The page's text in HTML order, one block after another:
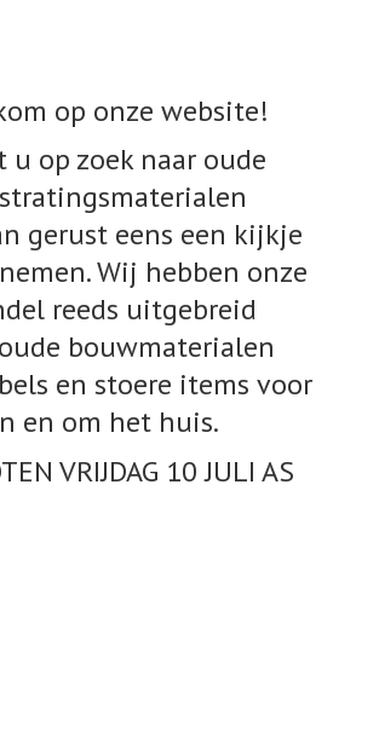
op onze website!
u op zoek naar oude
gerust eens een kijkje
Wij hebben onze
reeds uitgebreid
bouwmaterialen
en stoere items voor
en om het huis.
VRIJDAG 10JULI AS